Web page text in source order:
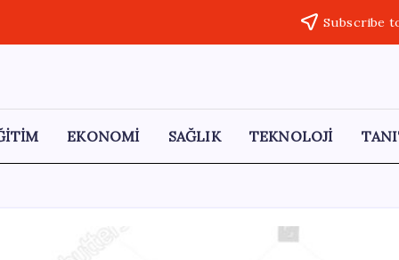
Subscribe
EKONOMİ SAĞLIK TEKNOLOJİ